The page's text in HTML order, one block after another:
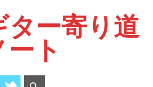
ター寄り道
ート